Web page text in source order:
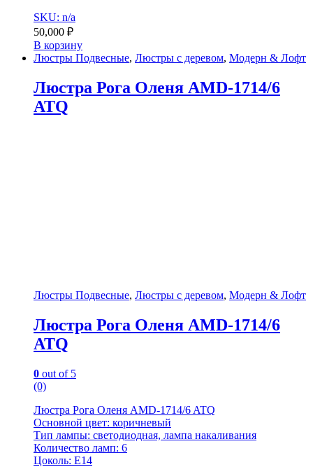
SKU: n/a
50,000 ₽
В корзину
Люстры Подвесные, Люстры с деревом, Модерн & Лофт
Люстра Рога Оленя AMD-1714/6
ATQ
Люстры Подвесные, Люстры с деревом, Модерн & Лофт
Люстра Рога Оленя AMD-1714/6
ATQ
0 out of 5
(0)
Люстра Рога Оленя AMD-1714/6 ATQ
Основной цвет: коричневый
Тип лампы: светодиодная, лампа накаливания
Количество ламп: 6
Цоколь: Е14